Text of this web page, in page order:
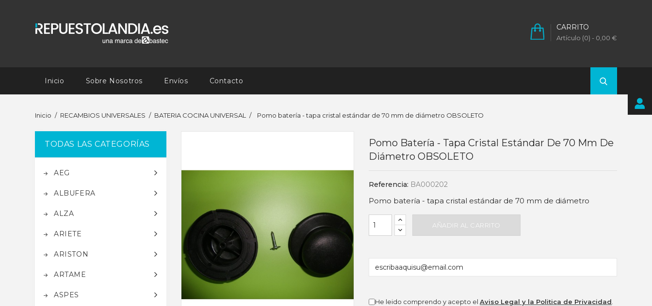
CARRITO
Artículo (0) - 0,00 €
Inicio Sobre Nosotros Envíos Contacto
Inicio RECAMBIOS UNIVERSALES BATERIA COCINA UNIVERSAL Pomo batería - tapa cristal estándar de 70 mm de diámetro OBSOLETO
TODAS LAS CATEGORÍAS
AEG
ALBUFERA
ALZA
ARIETE
ARISTON
ARTAME
ASPES
Pomo Batería - Tapa Cristal Estándar De 70 Mm De
Diámetro OBSOLETO
Referencia: BA000202
Pomo batería - tapa cristal estándar de 70 mm de diámetro
AÑADIR AL CARRITO
He leido comprendo y acepto elAviso Legal y la Politica de Privacidad